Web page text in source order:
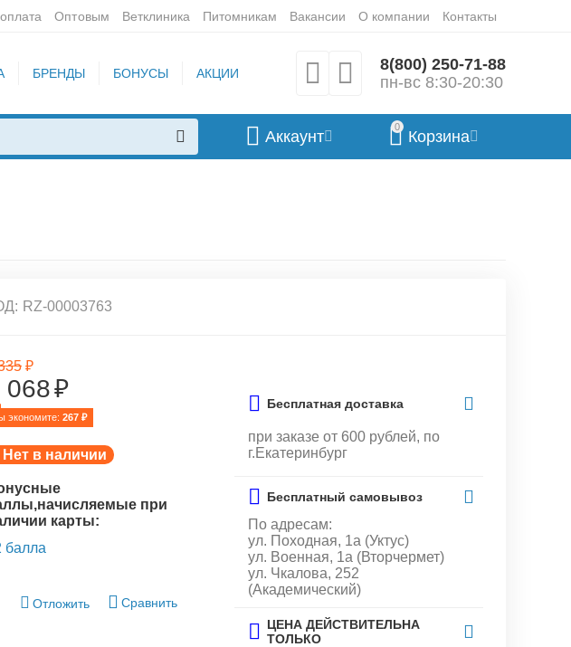
Оптовым Ветклиника Питомникам Вакансии О компании Контакты
БРЕНДЫ БОНУСЫ АКЦИИ
8(800) 250-71-88
пн-вс 8:30-20:30
0
Корзина
Аккаунт
RZ-00003763
₽
068₽
экономите: 267 ₽
Нет в наличии
при
карты:
балла
Отложить Сравнить
Бесплатная доставка
при заказе от 600 рублей, по
г.Екатеринбург
Бесплатный самовывоз
По адресам:
ул. Походная, 1а (Уктус)
ул. Военная, 1а (Вторчермет)
ул. Чкалова, 252
(Академический)
ЦЕНА ДЕЙСТВИТЕЛЬНА
ТОЛЬКО